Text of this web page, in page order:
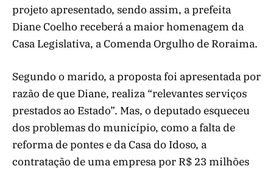
projeto apresentado, sendo assim, a prefeita
Diane Coelho receberá a maior homenagem da
Casa Legislativa, a Comenda Orgulho de Roraima.
Segundo o marido, a proposta foi apresentada por
razão de que Diane, realiza “relevantes serviços
prestados ao Estado”. Mas, o deputado esqueceu
dos problemas do município, como a falta de
reforma de pontes e da Casa do Idoso, a
contratação de uma empresa por R$ 23 milhões